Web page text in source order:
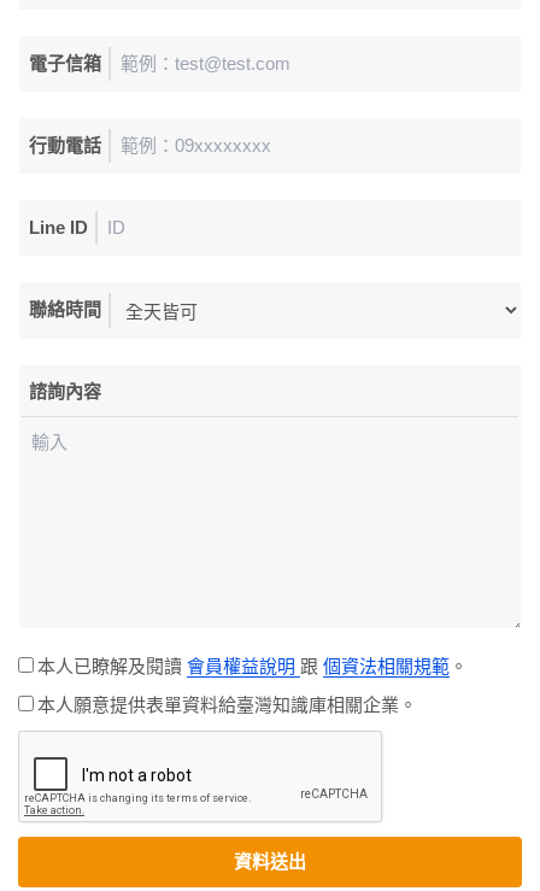
電子信箱
行動電話
Line ID
聯絡時間
諮詢內容
本人已瞭解及閱讀 會員權益說明 跟 個資法相關規範 。
本人願意提供表單資料給臺灣知識庫相關企業。
資料送出